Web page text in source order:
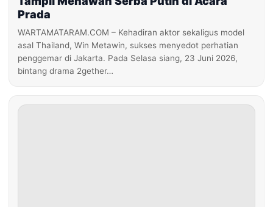
Prada
WARTAMATARAM.COM – Kehadiran aktor sekaligus model
asal Thailand, Win Metawin, sukses menyedot perhatian
penggemar di Jakarta. Pada Selasa siang, 23 Juni 2026,
bintang drama 2gether…